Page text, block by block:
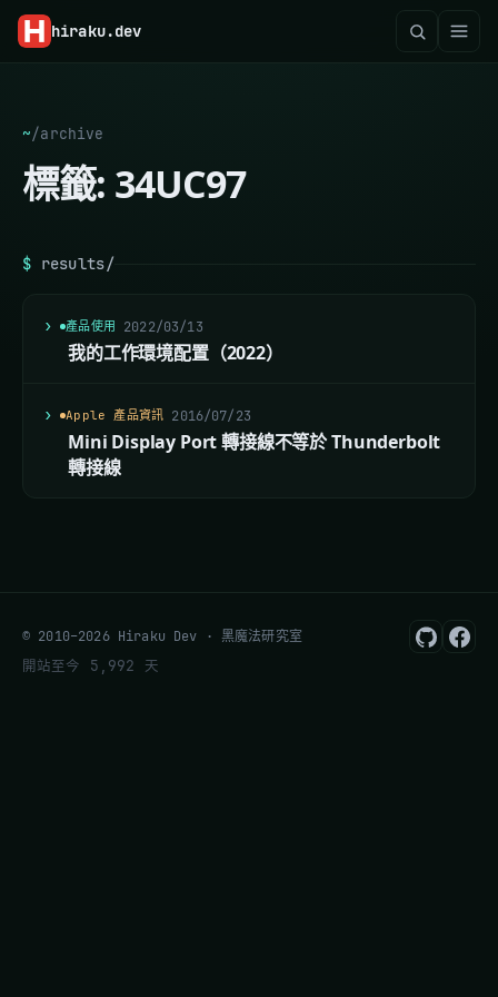
hiraku.dev
~/archive
標籤: 34UC97
$ results/
2022/03/13
產品使用
我的工作環境配置（2022）
2016/07/23
Apple 產品資訊
Mini Display Port 轉接線不等於 Thunderbolt
轉接線
© 2010–2026 Hiraku Dev · 黑魔法研究室
開站至今 5,992 天